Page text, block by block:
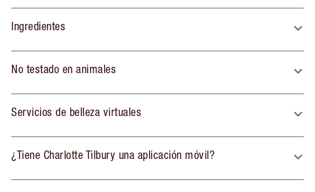
Ingredientes
No testado en animales
Servicios de belleza virtuales
¿Tiene Charlotte Tilbury una aplicación móvil?